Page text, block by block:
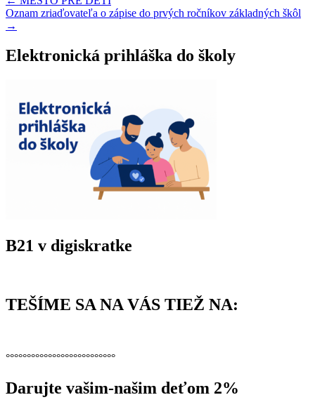
v
Oznam zriaďovateľa o zápise do prvých ročníkov základných škôl
→
Elektronická prihláška do školy
B21 v digiskratke
TEŠÍME SA NA VÁS TIEŽ NA:
°°°°°°°°°°°°°°°°°°°°°°°°°°
Darujte vašim-našim deťom 2%